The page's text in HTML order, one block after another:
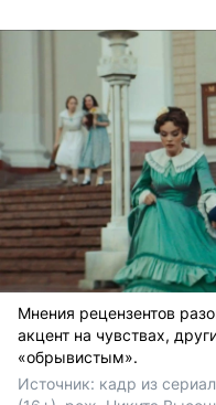
Мнения рецензентов
акцент на чувствах,
«обрывистым».
Источник: кадр из